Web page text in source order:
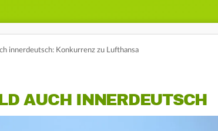
innerdeutsch: Konkurrenz zu Lufthansa
AUCH INNERDEUTSCH